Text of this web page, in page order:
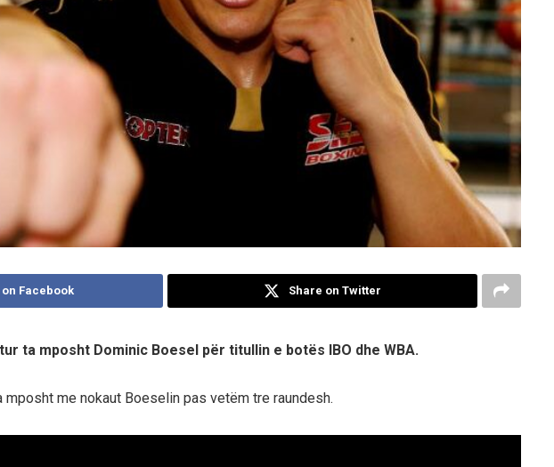
Facebook Share on Twitter
ta mposht Dominic Boesel për titullin e botës IBO dhe WBA.
mposht me nokaut Boeselin pas vetëm tre raundesh.